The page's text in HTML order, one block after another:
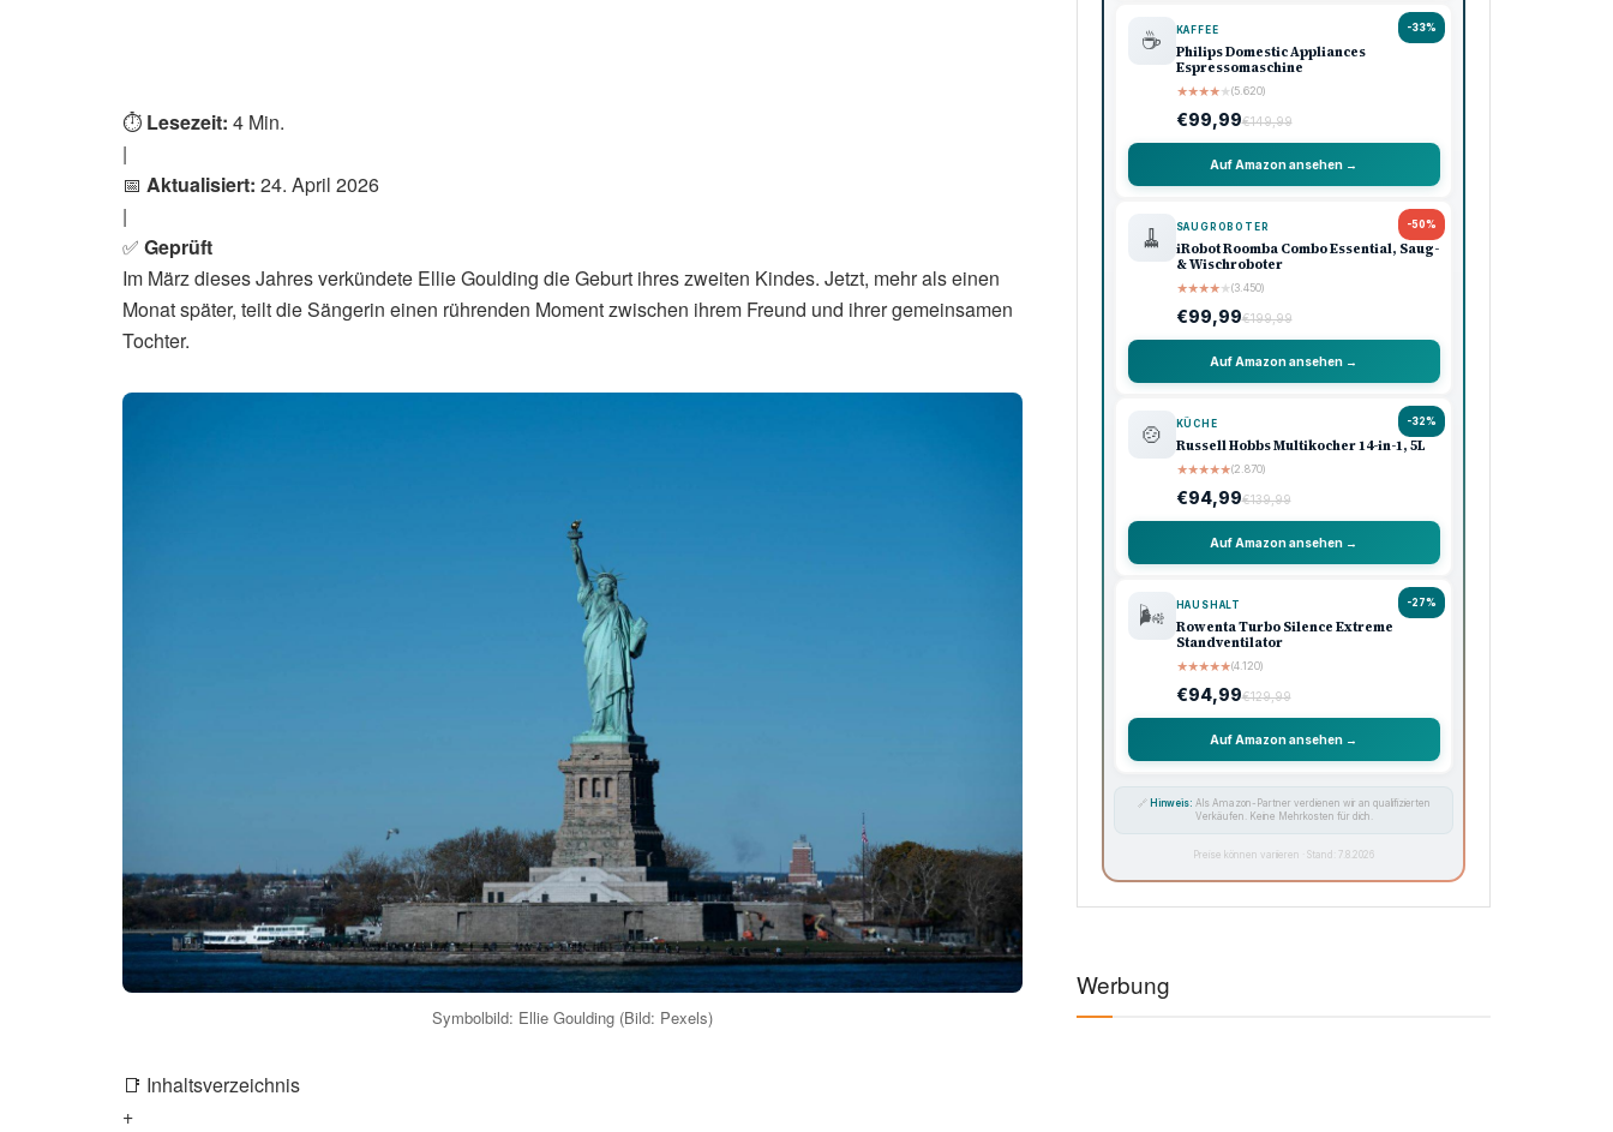
⏱️ Lesezeit: 4 Min.
|
📅 Aktualisiert: 24. April 2026
|
✅ Geprüft
Im März dieses Jahres verkündete Ellie Goulding die Geburt ihres zweiten Kindes. Jetzt, mehr als einen
Monat später, teilt die Sängerin einen rührenden Moment zwischen ihrem Freund und ihrer gemeinsamen
Tochter.
Symbolbild: Ellie Goulding (Bild: Pexels)
📑 Inhaltsverzeichnis
+
-33%
☕ KAFFEE
Philips Domestic Appliances
Espressomaschine
★★★★★(5.620)
€99,99€149,99
Auf Amazon ansehen →
-50%
🧹 SAUGROBOTER
iRobot Roomba Combo Essential, Saug-
& Wischroboter
★★★★★(3.450)
€99,99€199,99
Auf Amazon ansehen →
-32%
🍲 KÜCHE
Russell Hobbs Multikocher 14-in-1, 5L
★★★★★(2.870)
€94,99€139,99
Auf Amazon ansehen →
-27%
🌬️ HAUSHALT
Rowenta Turbo Silence Extreme
Standventilator
★★★★★(4.120)
€94,99€129,99
Auf Amazon ansehen →
🔗 Hinweis: Als Amazon-Partner verdienen wir an qualifizierten
Verkäufen. Keine Mehrkosten für dich.
Preise können variieren · Stand: 7.8.2026
Werbung